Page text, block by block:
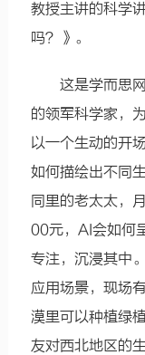
教授主讲的科学
吗？》。
这是学而思
的领军科学家，
以一个生动的开
如何描绘出不同
同里的老太太，
00元，AI会如何
专注，沉浸其中
应用场景，现场
漠里可以种植绿
友对西北地区的